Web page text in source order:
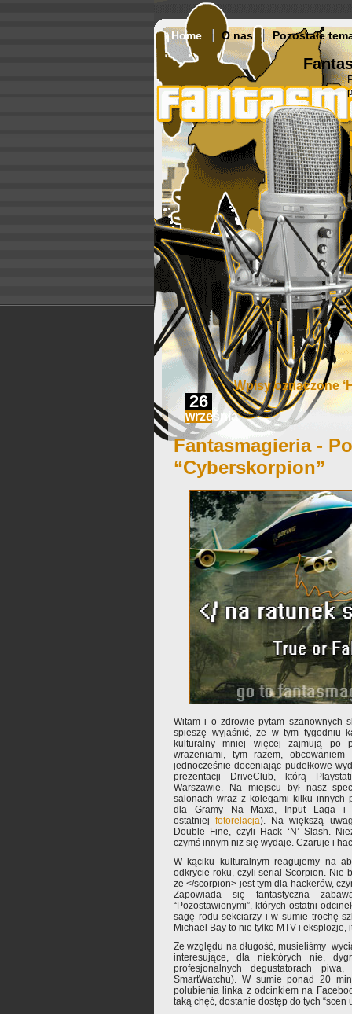
Home O nas Pozostałe
Wpisy oznaczone
26
września
Fantasmagieria -
“Cyberskorpion”
Witam i o zdrowie pytam szanownych
spieszę wyjaśnić, że w tym tygodniu
kulturalny mniej więcej zajmują po
wrażeniami, tym razem,
jednocześnie doceniając pudełkowe
prezentacji DriveClub, którą
Warszawie. Na miejscu był nasz
salonach wraz z kolegami kilku innych
dla Gramy Na Maxa, Input Laga
ostatniejfotorelacja). Na większą
Double Fine, czyli Hack ‘N’ Slash.
czymś innym niż się wydaje. Czaruje i
W kąciku kulturalnym reagujemy na
odkrycie roku, czyli serial Scorpion. Nie
że </scorpion> jest tym dla hackerów,
Zapowiada się fantastyczna
“Pozostawionymi”, których ostatni
sagę rodu sekciarzy i w sumie trochę
Michael Bay to nie tylko MTV i eksplozje,
Ze względu na długość, musieliśmy
interesujące, dla niektórych nie,
profesjonalnych degustatorach
SmartWatchu). W sumie ponad 20
polubienia linka z odcinkiem na
taką chęć, dostanie dostęp do tych “scen